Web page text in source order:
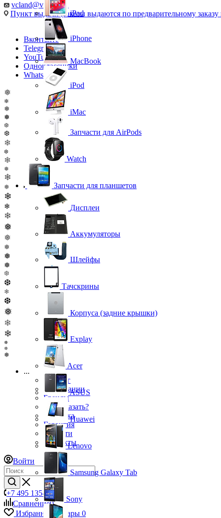
vcland@vcland.ru
Пункт выдачи (заказы выдаются по предварительному заказу
Вконтакте
Telegram
YouTube
Одноклассники
WhatsApp
❅
❄
❅
❅
❆
❆
❄
❆
❄
❅
❄
❅
❄
❄
❄
❅
❅
❅
❅
❅
❆
❆
❄
❆
❅
❄
❄
❅
❅
❅
...
Каталог
О компании
Бренды
Как заказать?
Доставка
Гарантия
Новости
Контакты
Войти
+7 495 135-39-43
Сравнение0
Избранные товары 0
iPad
iPhone
MacBook
iPod
iMac
Запчасти для AirPods
Watch
Запчасти для планшетов
Дисплеи
Аккумуляторы
Шлейфы
Тачскрины
Корпуса (задние крышки)
Explay
Acer
ASUS
Huawei
Lenovo
Samsung Galaxy Tab
Sony